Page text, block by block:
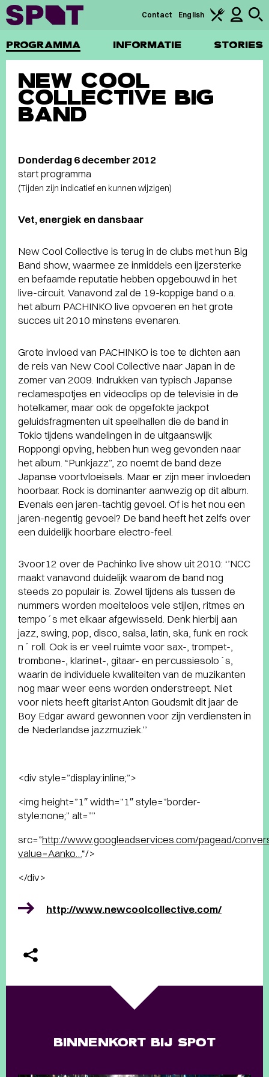
PROGRAMMA INFORMATIE STORIES
Contact English
NEW COOL
COLLECTIVE BIG
BAND
Donderdag 6 december 2012
start programma
(Tijden zijn indicatief en kunnen wijzigen)
Vet, energiek en dansbaar
New Cool Collective is terug in de clubs met hun Big
Band show, waarmee ze inmiddels een ijzersterke
en befaamde reputatie hebben opgebouwd in het
live-circuit. Vanavond zal de 19-koppige band o.a.
het album PACHINKO live opvoeren en het grote
succes uit 2010 minstens evenaren.
Grote invloed van PACHINKO is toe te dichten aan
de reis van New Cool Collective naar Japan in de
zomer van 2009. Indrukken van typisch Japanse
reclamespotjes en videoclips op de televisie in de
hotelkamer, maar ook de opgefokte jackpot
geluidsfragmenten uit speelhallen die de band in
Tokio tijdens wandelingen in de uitgaanswijk
Roppongi opving, hebben hun weg gevonden naar
het album. “Punkjazz”, zo noemt de band deze
Japanse voortvloeisels. Maar er zijn meer invloeden
hoorbaar. Rock is dominanter aanwezig op dit album.
Evenals een jaren-tachtig gevoel. Of is het nou een
jaren-negentig gevoel? De band heeft het zelfs over
een duidelijk hoorbare electro-feel.
3voor12 over de Pachinko live show uit 2010: ‘’NCC
maakt vanavond duidelijk waarom de band nog
steeds zo populair is. Zowel tijdens als tussen de
nummers worden moeiteloos vele stijlen, ritmes en
tempo´s met elkaar afgewisseld. Denk hierbij aan
jazz, swing, pop, disco, salsa, latin, ska, funk en rock
n´ roll. Ook is er veel ruimte voor sax-, trompet-,
trombone-, klarinet-, gitaar- en percussiesolo´s,
waarin de individuele kwaliteiten van de muzikanten
nog maar weer eens worden onderstreept. Niet
voor niets heeft gitarist Anton Goudsmit dit jaar de
Boy Edgar award gewonnen voor zijn verdiensten in
de Nederlandse jazzmuziek.’’
<div style=”display:inline;”>
<img height=”1″ width=”1″ style=”border-
style:none;” alt=””
src=”http://www.googleadservices.com/pagead/
value=Aanko… “/>
</div>
http://www.newcoolcollective.com/
BINNENKORT BIJ SPOT